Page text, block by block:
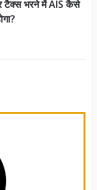
टैक्स भरने में AIS कैसे